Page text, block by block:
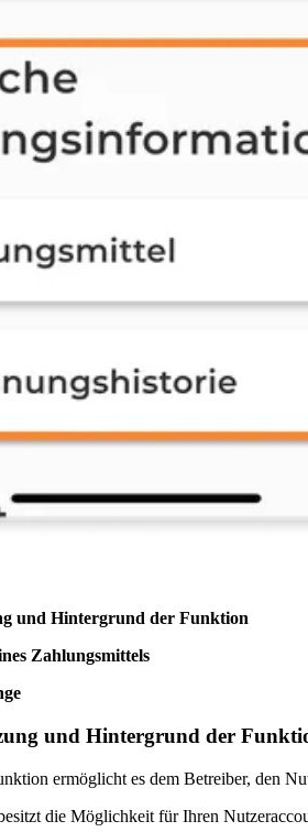
und Hintergrund der Funktion
Zahlungsmittels
und Hintergrund der
ermöglicht es dem Betreiber, den
die Möglichkeit für Ihren